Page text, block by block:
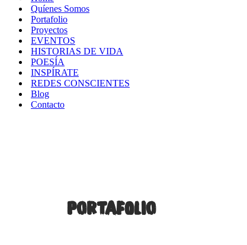
Quíenes Somos
Portafolio
Proyectos
EVENTOS
HISTORIAS DE VIDA
POESÍA
INSPÍRATE
REDES CONSCIENTES
Blog
Contacto
PORTAFOLIO